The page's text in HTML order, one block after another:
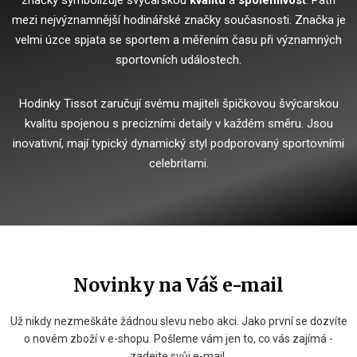
mezi nejvýznamnější hodinářské značky současnosti. Značka je
velmi úzce spjata se sportem a měřením času při významných
sportovních událostech.
Hodinky Tissot zaručují svému majiteli špičkovou švýcarskou
kvalitu spojenou s precizními detaily v každém směru. Jsou
inovativní, mají typický dynamický styl podporovaný sportovními
celebritami.
Novinky na Váš e-mail
Už nikdy nezmeškáte žádnou slevu nebo akci. Jako první se dozvíte
o novém zboží v e-shopu. Pošleme vám jen to, co vás zajímá -